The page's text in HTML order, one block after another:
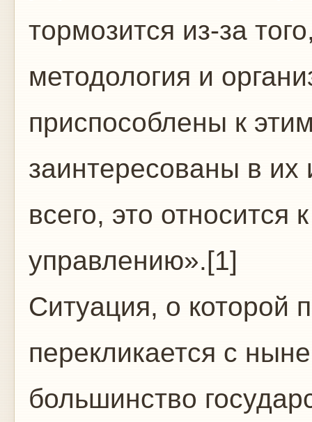
тормозится из-за
методология и
приспособлены к
заинтересованы в
всего, это
управлению».[1]
Ситуация, о которой
перекликается с
большинство